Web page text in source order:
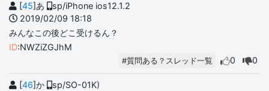
[45]あ
sp/iPhone ios12.1.2
2019/02/09 18:18
みんなこの後どこ受けるん？
ID:NWZiZGJhM
#質問ある？スレッド一覧 0 0
[46]か
sp/SO-01K)